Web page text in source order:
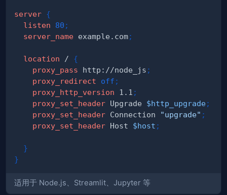
server {
listen
80 ;
server_name example.com;
location /
{
proxy_pass http://node_js ;
proxy_redirect
off ;
proxy_http_version 1.1 ;
proxy_set_header Upgrade $http_upgrade;
proxy_set_header Connection "upgrade" ;
proxy_set_header Host $host ;
}
}
适用于 Node.js、Streamlit、Jupyter 等